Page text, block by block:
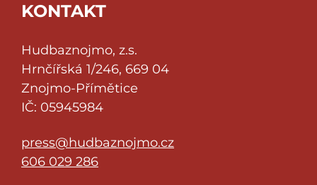
KONTAKT
Hudbaznojmo, z.s.
Hrnčířská 1/246, 669 04
Znojmo-Přímětice
IČ: 05945984
press@hudbaznojmo.cz
606 029 286